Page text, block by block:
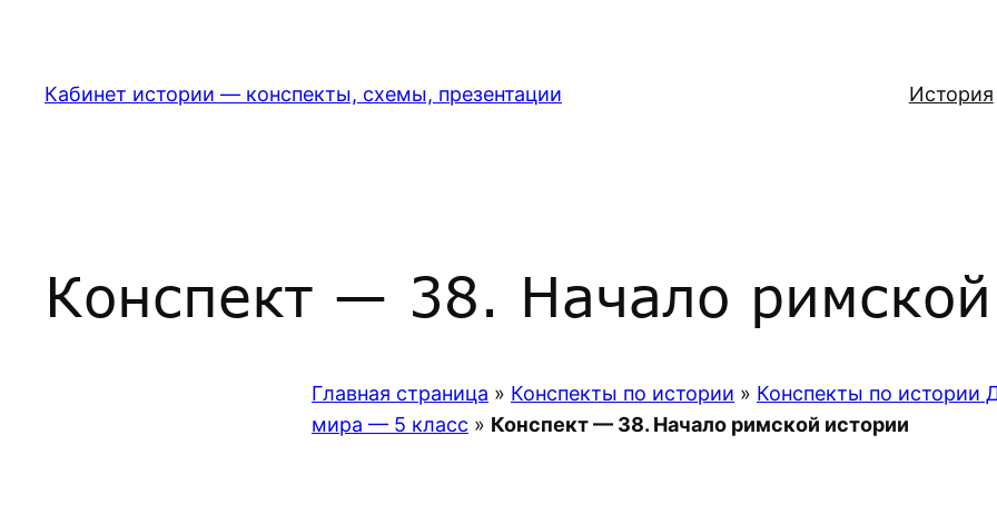
содержимому
Кабинет истории — конспекты, схемы, презентации История
Конспект — 38. Начало римской
Главная страница » Конспекты по истории » Конспекты по истории
мира — 5 класс » Конспект — 38. Начало римской истории